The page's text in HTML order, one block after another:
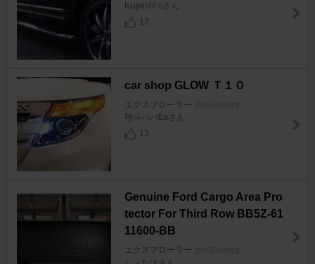
tsuyoshi.sさん
13
car shop GLOW Ｔ１０
エクスプローラー [5代目(U502)]
翔斗パパExさん
13
Genuine Ford Cargo Area Pro
tector For Third Row BB5Z-61
11600-BB
エクスプローラー [5代目(U502)]